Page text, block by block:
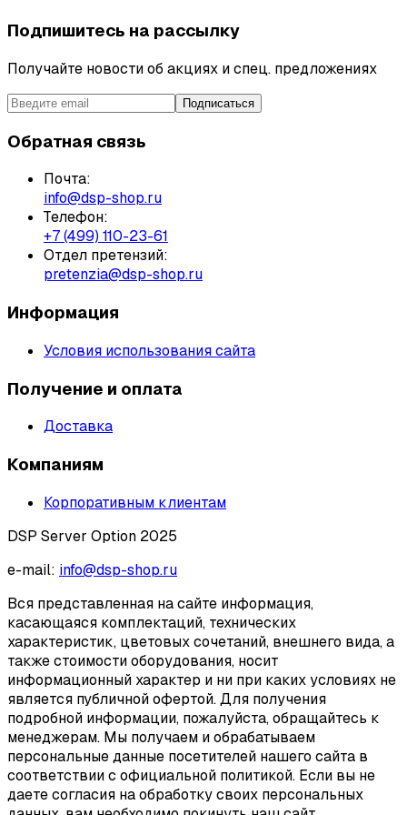
Подпишитесь на рассылку
Получайте новости об акциях и спец. предложениях
Подписаться
Обратная связь
Почта:
info@dsp-shop.ru
Телефон:
+7 (499) 110-23-61
Отдел претензий:
pretenzia@dsp-shop.ru
Информация
Условия использования сайта
Получение и оплата
Доставка
Компаниям
Корпоративным клиентам
DSP Server Option 2025
e-mail: info@dsp-shop.ru
Вся представленная на сайте информация,
касающаяся комплектаций, технических
характеристик, цветовых сочетаний, внешнего вида, а
также стоимости оборудования, носит
информационный характер и ни при каких условиях не
является публичной офертой. Для получения
подробной информации, пожалуйста, обращайтесь к
менеджерам. Мы получаем и обрабатываем
персональные данные посетителей нашего сайта в
соответствии с официальной политикой. Если вы не
даете согласия на обработку своих персональных